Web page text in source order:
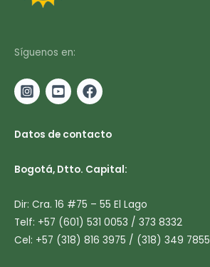
Síguenos en:
Datos de contacto
Bogotá, Dtto. Capital:
Dir: Cra. 16 #75 – 55 El Lago
Telf: +57 (601) 531 0053 / 373 8332
Cel: +57 (318) 816 3975 / (318) 349 7855